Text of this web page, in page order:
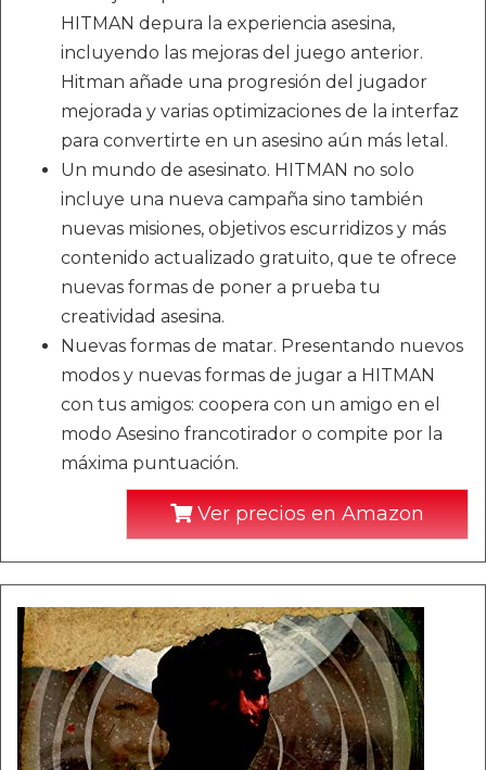
HITMAN depura la experiencia asesina,
incluyendo las mejoras del juego anterior.
Hitman añade una progresión del jugador
mejorada y varias optimizaciones de la interfaz
para convertirte en un asesino aún más letal.
Un mundo de asesinato. HITMAN no solo
incluye una nueva campaña sino también
nuevas misiones, objetivos escurridizos y más
contenido actualizado gratuito, que te ofrece
nuevas formas de poner a prueba tu
creatividad asesina.
Nuevas formas de matar. Presentando nuevos
modos y nuevas formas de jugar a HITMAN
con tus amigos: coopera con un amigo en el
modo Asesino francotirador o compite por la
máxima puntuación.
Ver precios en Amazon